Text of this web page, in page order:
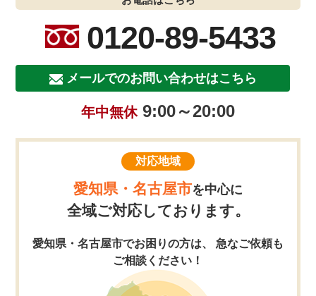
0120-89-5433
メールでのお問い合わせはこちら
年中無休9:00～20:00
対応地域
愛知県・名古屋市を中心に
全域ご対応しております。
愛知県・名古屋市でお困りの方は、 急なご依頼も
ご相談ください！